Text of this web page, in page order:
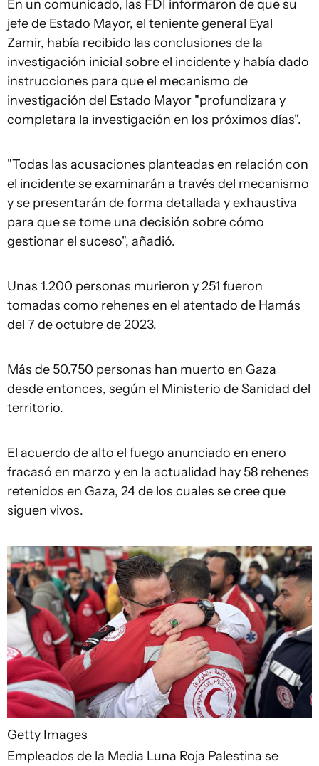
En un comunicado, las FDI informaron de que su
jefe de Estado Mayor, el teniente general Eyal
Zamir, había recibido las conclusiones de la
investigación inicial sobre el incidente y había dado
instrucciones para que el mecanismo de
investigación del Estado Mayor "profundizara y
completara la investigación en los próximos días".
"Todas las acusaciones planteadas en relación con
el incidente se examinarán a través del mecanismo
y se presentarán de forma detallada y exhaustiva
para que se tome una decisión sobre cómo
gestionar el suceso", añadió.
Unas 1.200 personas murieron y 251 fueron
tomadas como rehenes en el atentado de Hamás
del 7 de octubre de 2023.
Más de 50.750 personas han muerto en Gaza
desde entonces, según el Ministerio de Sanidad del
territorio.
El acuerdo de alto el fuego anunciado en enero
fracasó en marzo y en la actualidad hay 58 rehenes
retenidos en Gaza, 24 de los cuales se cree que
siguen vivos.
Getty Images
Empleados de la Media Luna Roja Palestina se